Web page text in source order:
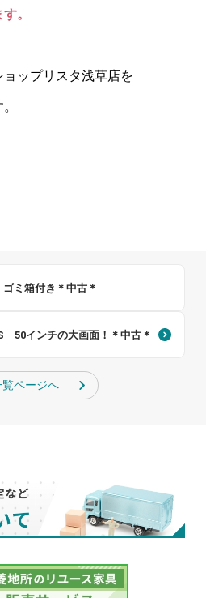
。
ップリスタ浅草店を
ミ箱付き＊中古＊
50インチの大画面！＊中古＊
覧ページへ